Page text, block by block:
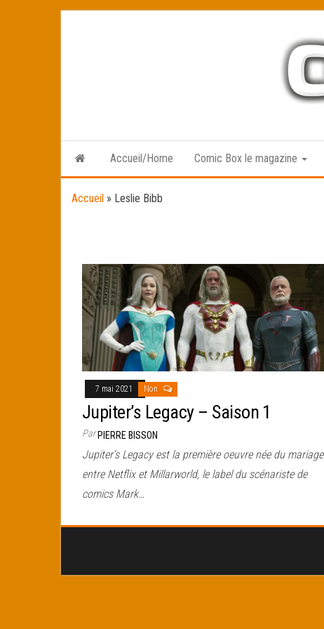
Accueil/Home Comic Box le magazine
Accueil » Leslie Bibb
7 mai 2021 Non
Jupiter’s Legacy – Saison 1
ParPIERRE BISSON
Jupiter’s Legacy est la première oeuvre née du mariage
entre Netflix et Millarworld, le label du scénariste de
comics Mark…